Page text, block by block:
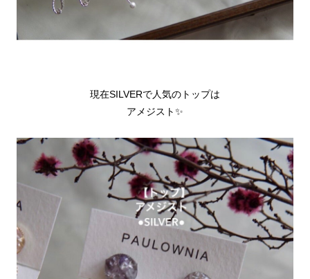
現在SILVERで人気のトップは
アメジスト✨